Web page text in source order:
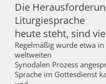
Die
Liturgiesprache
heute steht, sind
Regelmäßig wurde etwa
weltweiten
Synodalen Prozess
Sprache im Gottesdienst